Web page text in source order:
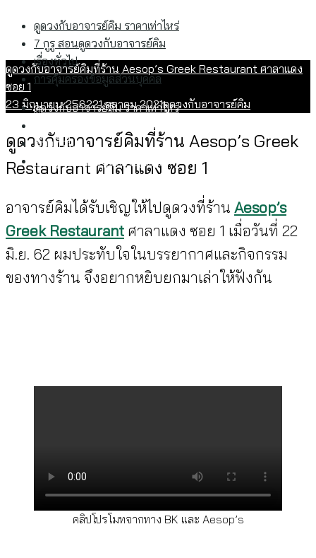
content
ดูดวงกับอาจารย์คิม ราคาเท่าไหร่
7 กูรู สอนดูดวงกับอาจารย์คิม
เรื่องทั่วไป
การคุ้มครองข้อมูลส่วนบุคคล
ดูดวงกับอาจารย์คิม ราคาเท่าไหร่
7 กูรู สอนดูดวงกับอาจารย์คิม
เรื่องทั่วไป
การคุ้มครองข้อมูลส่วนบุคคล
สำหรับ:
ดูดวงกับอาจารย์คิมที่ร้าน Aesop’s Greek Restaurant ศาลาแดง
ซอย 1
23 มิถุนายน 256221 ตุลาคม 2021ดูดวงกับอาจารย์คิม
ดูดวงกับอาจารย์คิมที่ร้าน Aesop’s Greek
Restaurant ศาลาแดง ซอย 1
อาจารย์คิมได้รับเชิญให้ไปดูดวงที่ร้าน Aesop’s
Greek Restaurant ศาลาแดง ซอย 1 เมื่อวันที่ 22
มิ.ย. 62 ผมประทับใจในบรรยากาศและกิจกรรม
ของทางร้าน จึงอยากหยิบยกมาเล่าให้ฟังกัน
คลิปโปรโมทจากทาง BK และ Aesop’s